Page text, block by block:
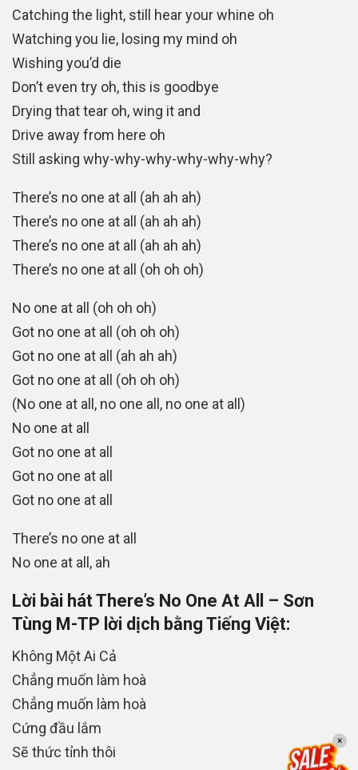
Catching the light, still hear your whine oh
Watching you lie, losing my mind oh
Wishing you’d die
Don’t even try oh, this is goodbye
Drying that tear oh, wing it and
Drive away from here oh
Still asking why-why-why-why-why-why?
There’s no one at all (ah ah ah)
There’s no one at all (ah ah ah)
There’s no one at all (ah ah ah)
There’s no one at all (oh oh oh)
No one at all (oh oh oh)
Got no one at all (oh oh oh)
Got no one at all (ah ah ah)
Got no one at all (oh oh oh)
(No one at all, no one all, no one at all)
No one at all
Got no one at all
Got no one at all
Got no one at all
There’s no one at all
No one at all, ah
Lời bài hát There’s No One At All – Sơn
Tùng M-TP lời dịch bằng Tiếng Việt:
Không Một Ai Cả
Chẳng muốn làm hoà
Chẳng muốn làm hoà
Cứng đầu lắm
Sẽ thức tỉnh thôi
×